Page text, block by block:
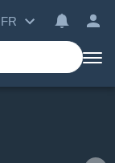
FR